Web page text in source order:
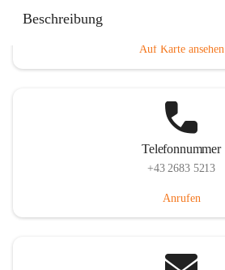
Beschreibung
Auf Karte ansehen
Telefonnummer
+43 2683 5213
Anrufen